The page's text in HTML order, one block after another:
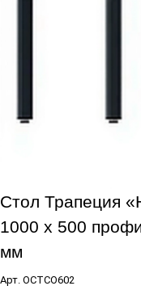
Стол Трапеция
1000 x 500
мм
Арт. ОСТСО602